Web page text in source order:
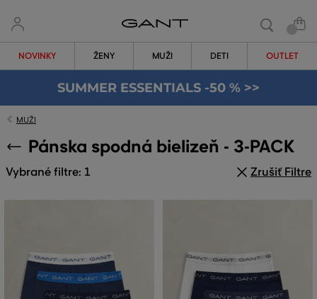
NOVINKY ŽENY MUŽI DETI OUTLET
SUMMER ESSENTIALS -50 % >>
MUŽI
Pánska spodná bielizeň - 3-PACK
Vybrané filtre: 1 Zrušiť Filtre